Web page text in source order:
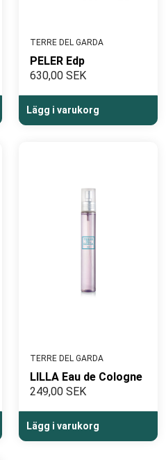
TERRE DEL GARDA
PELER Edp
630,00 SEK
Lägg i varukorg
TERRE DEL GARDA
LILLA Eau de Cologne
249,00 SEK
Lägg i varukorg